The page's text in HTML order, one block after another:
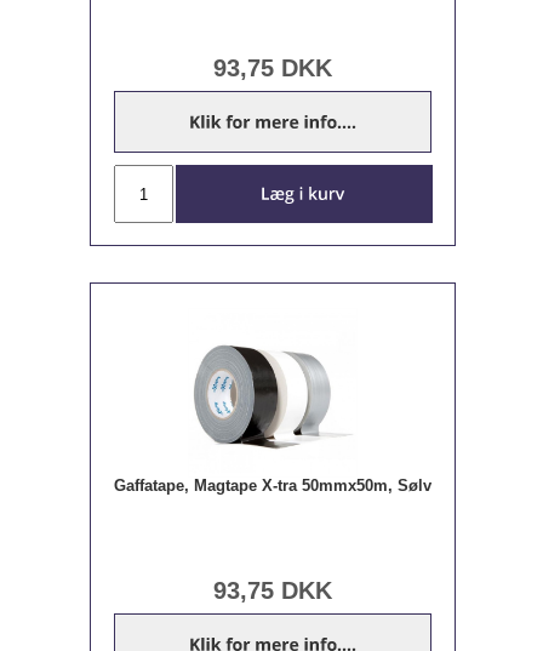
93,75 DKK
Gaffatape, Magtape X-tra 50mmx50m, Sølv
93,75 DKK